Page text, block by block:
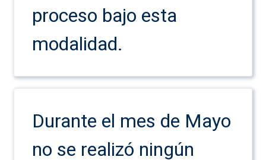
proceso bajo esta
modalidad.
Durante el mes de Mayo
no se realizó ningún